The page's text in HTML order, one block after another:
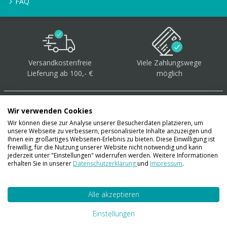
Versandkostenfreie
Lieferung ab 100,- €
Viele Zahlungswege
möglich
Über 40.000 Artikel auf
Lager
Wir verwenden Cookies
Wir können diese zur Analyse unserer Besucherdaten platzieren, um
unsere Webseite zu verbessern, personalisierte Inhalte anzuzeigen und
Ihnen ein großartiges Webseiten-Erlebnis zu bieten. Diese Einwilligung ist
freiwillig, für die Nutzung unserer Website nicht notwendig und kann
jederzeit unter "Einstellungen" widerrufen werden. Weitere Informationen
erhalten Sie in unserer Datenschutzerklärungund Impressum.
Alle akzeptieren
Einstellungen